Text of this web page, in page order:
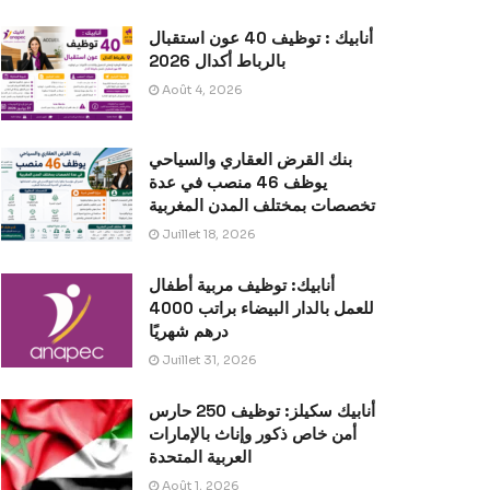
أنابيك : توظيف 40 عون استقبال
بالرباط أكدال 2026
Août 4, 2026
بنك القرض العقاري والسياحي
يوظف 46 منصب في عدة
تخصصات بمختلف المدن المغربية
Juillet 18, 2026
أنابيك: توظيف مربية أطفال
للعمل بالدار البيضاء براتب 4000
درهم شهريًا
Juillet 31, 2026
أنابيك سكيلز: توظيف 250 حارس
أمن خاص ذكور وإناث بالإمارات
العربية المتحدة
Août 1, 2026